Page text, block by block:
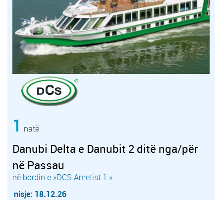
1 natë
Danubi Delta e Danubit 2 ditë nga/për
në Passau
në bordin e »DCS Ametist 1.«
nisje: 18.12.26